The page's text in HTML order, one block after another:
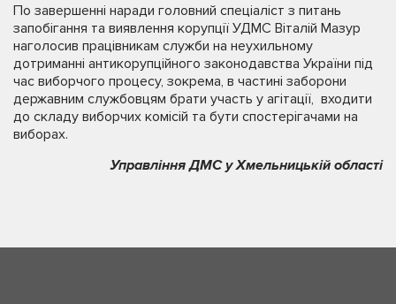
По завершенні наради головний спеціаліст з питань
запобігання та виявлення корупції УДМС Віталій Мазур
наголосив працівникам служби на неухильному
дотриманні антикорупційного законодавства України під
час виборчого процесу, зокрема, в частині заборони
державним службовцям брати участь у агітації, входити
до складу виборчих комісій та бути спостерігачами на
виборах.
Управління ДМС у Хмельницькій області